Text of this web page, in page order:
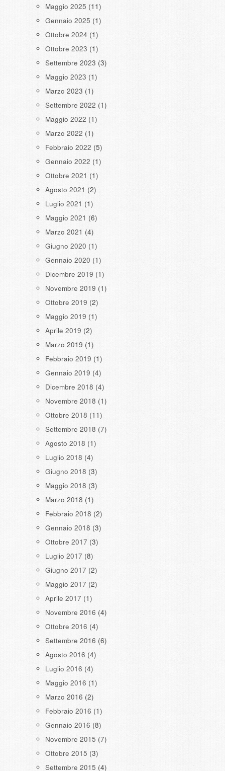
Maggio 2025 (11)
Gennaio 2025 (1)
Ottobre 2024 (1)
Ottobre 2023 (1)
Settembre 2023 (3)
Maggio 2023 (1)
Marzo 2023 (1)
Settembre 2022 (1)
Maggio 2022 (1)
Marzo 2022 (1)
Febbraio 2022 (5)
Gennaio 2022 (1)
Ottobre 2021 (1)
Agosto 2021 (2)
Luglio 2021 (1)
Maggio 2021 (6)
Marzo 2021 (4)
Giugno 2020 (1)
Gennaio 2020 (1)
Dicembre 2019 (1)
Novembre 2019 (1)
Ottobre 2019 (2)
Maggio 2019 (1)
Aprile 2019 (2)
Marzo 2019 (1)
Febbraio 2019 (1)
Gennaio 2019 (4)
Dicembre 2018 (4)
Novembre 2018 (1)
Ottobre 2018 (11)
Settembre 2018 (7)
Agosto 2018 (1)
Luglio 2018 (4)
Giugno 2018 (3)
Maggio 2018 (3)
Marzo 2018 (1)
Febbraio 2018 (2)
Gennaio 2018 (3)
Ottobre 2017 (3)
Luglio 2017 (8)
Giugno 2017 (2)
Maggio 2017 (2)
Aprile 2017 (1)
Novembre 2016 (4)
Ottobre 2016 (4)
Settembre 2016 (6)
Agosto 2016 (4)
Luglio 2016 (4)
Maggio 2016 (1)
Marzo 2016 (2)
Febbraio 2016 (1)
Gennaio 2016 (8)
Novembre 2015 (7)
Ottobre 2015 (3)
Settembre 2015 (4)